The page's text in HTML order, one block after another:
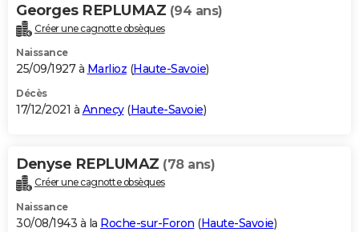
Georges REPLUMAZ (94 ans)
Créer une cagnotte obsèques
Naissance
25/09/1927 à Marlioz (Haute-Savoie)
Décès
17/12/2021 à Annecy(Haute-Savoie)
Denyse REPLUMAZ (78 ans)
Créer une cagnotte obsèques
Naissance
30/08/1943 à la Roche-sur-Foron (Haute-Savoie)